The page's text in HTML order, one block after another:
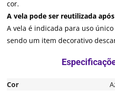
cor.
A vela pode ser reutilizada
A vela é indicada para uso
sendo um item decorativo
Cor